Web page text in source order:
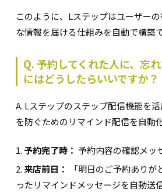
このように、Lステップはユーザー
な情報を届ける仕組みを自動で構築
Q. 予約してくれた人に、忘
にはどうしたらいいですか？
A. Lステップのステップ配信機能を
を防ぐためのリマインド配信を自動
予約完了時： 予約内容の確認メッ
来店前日：
「明日のご予約あり
ったリマインドメッセージを自動送信